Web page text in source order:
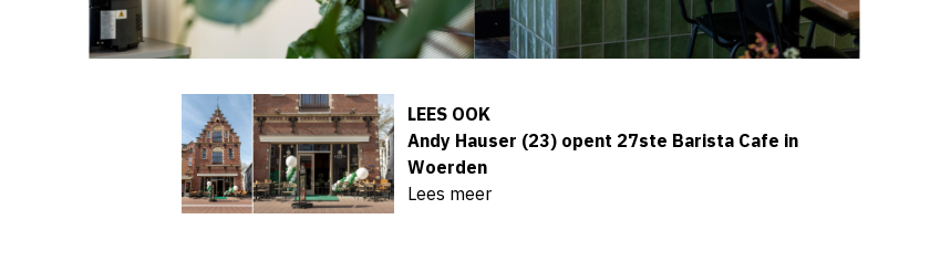
LEES OOK
Andy Hauser (23) opent 27ste Barista Cafe in
Woerden
Lees meer